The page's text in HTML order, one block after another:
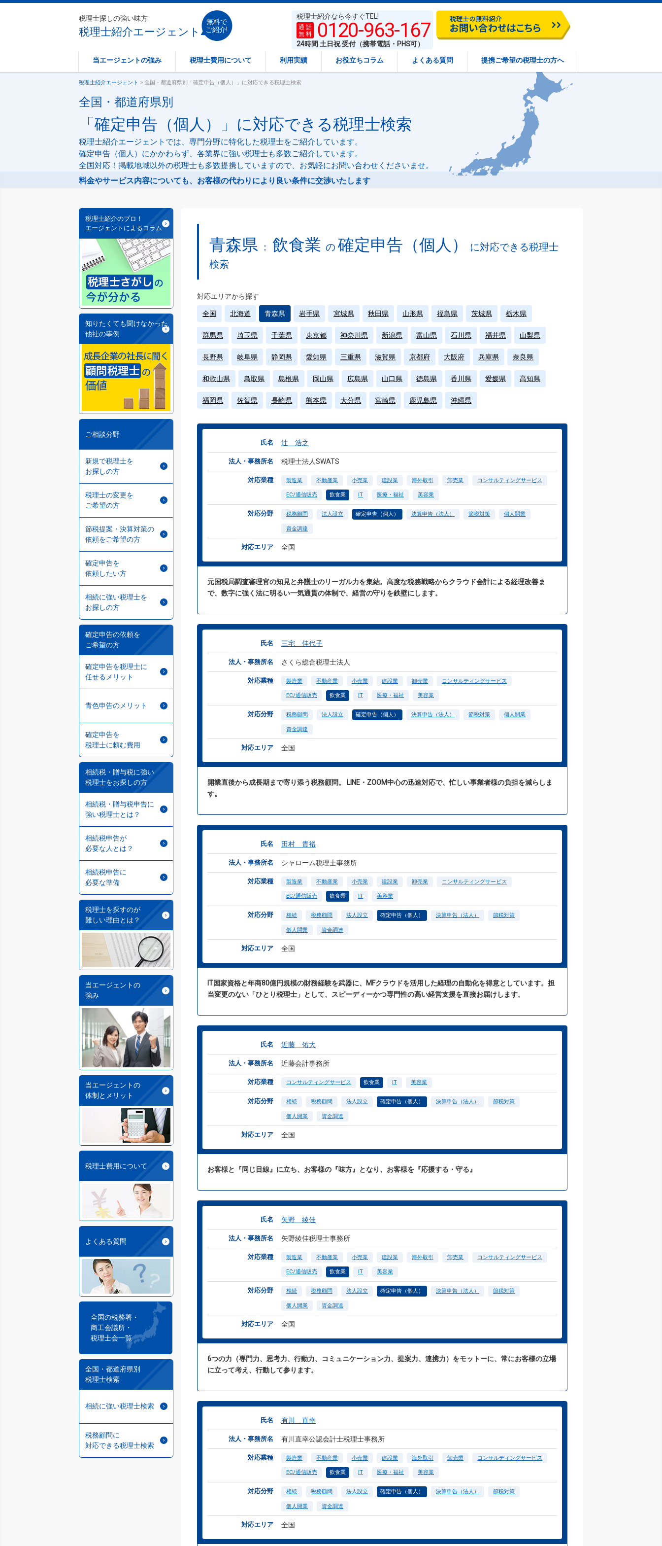
税理士探しの強い味方
税理士紹介エージェント
無料で
ご紹介!
税理士紹介なら今すぐTEL!
通 話
無 料
0120-963-167
24時間 土日祝 受付（携帯電話・PHS可）
当エージェントの強み 税理士費用について 利用実績 お役立ちコラム よくある質問 提携ご希望の税理士の方へ
税理士紹介エージェント > 全国・都道府県別「確定申告（個人）」に対応できる税理士検索
全国・都道府県別
「確定申告（個人）」に対応できる税理士検索
税理士紹介エージェントでは、専門分野に特化した税理士をご紹介しています。
確定申告（個人）にかかわらず、各業界に強い税理士も多数ご紹介しています。
全国対応！掲載地域以外の税理士も多数提携していますので、お気軽にお問い合わせくださいませ。
料金やサービス内容についても、お客様の代わりにより良い条件に交渉いたします
税理士紹介のプロ！
エージェントによるコラム
知りたくても聞けなかった
他社の事例
ご相談分野
新規で税理士を
お探しの方
税理士の変更を
ご希望の方
節税提案・決算対策の
依頼をご希望の方
確定申告を
依頼したい方
相続に強い税理士を
お探しの方
確定申告の依頼を
ご希望の方
確定申告を税理士に
任せるメリット
青色申告のメリット
確定申告を
税理士に頼む費用
相続税・贈与税に強い
税理士をお探しの方
相続税・贈与税申告に
強い税理士とは？
相続税申告が
必要な人とは？
相続税申告に
必要な準備
税理士を探すのが
難しい理由とは？
当エージェントの
強み
当エージェントの
体制とメリット
税理士費用について
よくある質問
全国の税務署・
商工会議所・
税理士会一覧
全国・都道府県別
税理士検索
相続に強い税理士検索
税務顧問に
対応できる税理士検索
青森県 ： 飲食業 の 確定申告（個人）
に対応できる税理士
検索
対応エリアから探す
全国 北海道 青森県 岩手県 宮城県 秋田県 山形県 福島県 茨城県 栃木県
群馬県 埼玉県 千葉県 東京都 神奈川県 新潟県 富山県 石川県 福井県 山梨県
長野県 岐阜県 静岡県 愛知県 三重県 滋賀県 京都府 大阪府 兵庫県 奈良県
和歌山県 鳥取県 島根県 岡山県 広島県 山口県 徳島県 香川県 愛媛県 高知県
福岡県 佐賀県 長崎県 熊本県 大分県 宮崎県 鹿児島県 沖縄県
氏名 辻 浩之
法人・事務所名 税理士法人SWATS
対応業種 製造業 不動産業 小売業 建設業 海外取引 卸売業 コンサルティングサービス
EC/通信販売 飲食業 IT 医療・福祉 美容業
対応分野 税務顧問 法人設立 確定申告（個人） 決算申告（法人） 節税対策 個人開業
資金調達
対応エリア 全国
元国税局調査審理官の知見と弁護士のリーガル力を集結。高度な税務戦略からクラウド会計による経理改善ま
で、数字に強く法に明るい一気通貫の体制で、経営の守りを鉄壁にします。
氏名 三宅 佳代子
法人・事務所名 さくら総合税理士法人
対応業種 製造業 不動産業 小売業 建設業 卸売業 コンサルティングサービス
EC/通信販売 飲食業 IT 医療・福祉 美容業
対応分野 税務顧問 法人設立 確定申告（個人） 決算申告（法人） 節税対策 個人開業
資金調達
対応エリア 全国
開業直後から成長期まで寄り添う税務顧問。 LINE・ZOOM中心の迅速対応で、忙しい事業者様の負担を減らしま
す。
氏名 田村 貴裕
法人・事務所名 シャローム税理士事務所
対応業種 製造業 不動産業 小売業 建設業 卸売業 コンサルティングサービス
EC/通信販売 飲食業 IT 美容業
対応分野 相続 税務顧問 法人設立 確定申告（個人） 決算申告（法人） 節税対策
個人開業 資金調達
対応エリア 全国
IT国家資格と年商80億円規模の財務経験を武器に、MFクラウドを活用した経理の自動化を得意としています。担
当変更のない「ひとり税理士」として、スピーディーかつ専門性の高い経営支援を直接お届けします。
氏名 近藤 佑大
法人・事務所名 近藤会計事務所
対応業種 コンサルティングサービス 飲食業 IT 美容業
対応分野 相続 税務顧問 法人設立 確定申告（個人） 決算申告（法人） 節税対策
個人開業 資金調達
対応エリア 全国
お客様と『同じ目線』に立ち、お客様の『味方』となり、お客様を『応援する・守る』
氏名 矢野 綾佳
法人・事務所名 矢野綾佳税理士事務所
対応業種 製造業 不動産業 小売業 建設業 海外取引 卸売業 コンサルティングサービス
EC/通信販売 飲食業 IT 美容業
対応分野 相続 税務顧問 法人設立 確定申告（個人） 決算申告（法人） 節税対策
個人開業 資金調達
対応エリア 全国
6つの力（専門力、思考力、行動力、コミュニケーション力、提案力、連携力）をモットーに、常にお客様の立場
に立って考え、行動して参ります。
氏名 有川 直幸
法人・事務所名 有川直幸公認会計士税理士事務所
対応業種 製造業 不動産業 小売業 建設業 海外取引 卸売業 コンサルティングサービス
EC/通信販売 飲食業 IT 医療・福祉 美容業
対応分野 相続 税務顧問 法人設立 確定申告（個人） 決算申告（法人） 節税対策
個人開業 資金調達
対応エリア 全国